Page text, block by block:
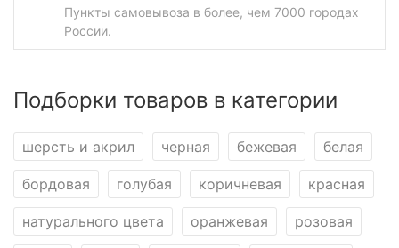
Пункты самовывоза в более, чем 7000 городах
России.
Подборки товаров в категории
шерсть и акрил черная бежевая белая
бордовая голубая коричневая красная
натурального цвета оранжевая розовая